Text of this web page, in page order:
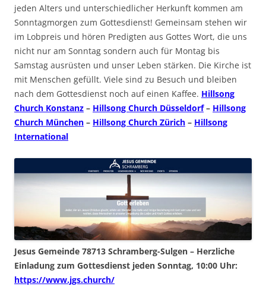
jeden Alters und unterschiedlicher Herkunft kommen am
Sonntagmorgen zum Gottesdienst! Gemeinsam stehen wir
im Lobpreis und hören Predigten aus Gottes Wort, die uns
nicht nur am Sonntag sondern auch für Montag bis
Samstag ausrüsten und unser Leben stärken. Die Kirche ist
mit Menschen gefüllt. Viele sind zu Besuch und bleiben
nach dem Gottesdienst noch auf einen Kaffee. Hillsong
Church Konstanz – Hillsong Church Düsseldorf– Hillsong
Church München – Hillsong Church Zürich – Hillsong
International
Jesus Gemeinde 78713 Schramberg-Sulgen – Herzliche
Einladung zum Gottesdienst jeden Sonntag, 10:00 Uhr:
https://www.jgs.church/